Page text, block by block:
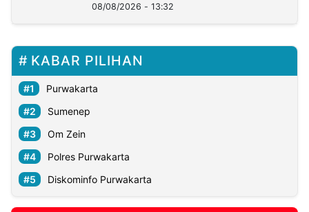
08/08/2026 - 13:32
KABAR PILIHAN
Purwakarta
Sumenep
Om Zein
Polres Purwakarta
Diskominfo Purwakarta